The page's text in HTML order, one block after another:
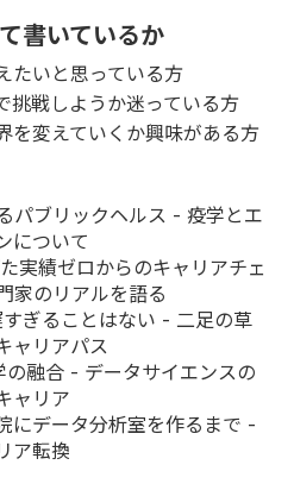
書いているか
たいと思っている方
挑戦しようか迷っている方
を変えていくか興味がある方
パブリックヘルス - 疫学とエ
について
実績ゼロからのキャリアチェ
家のリアルを語る
すぎることはない - 二足の草
ャリアパス
の融合 - データサイエンスの
ャリア
にデータ分析室を作るまで -
ア転換